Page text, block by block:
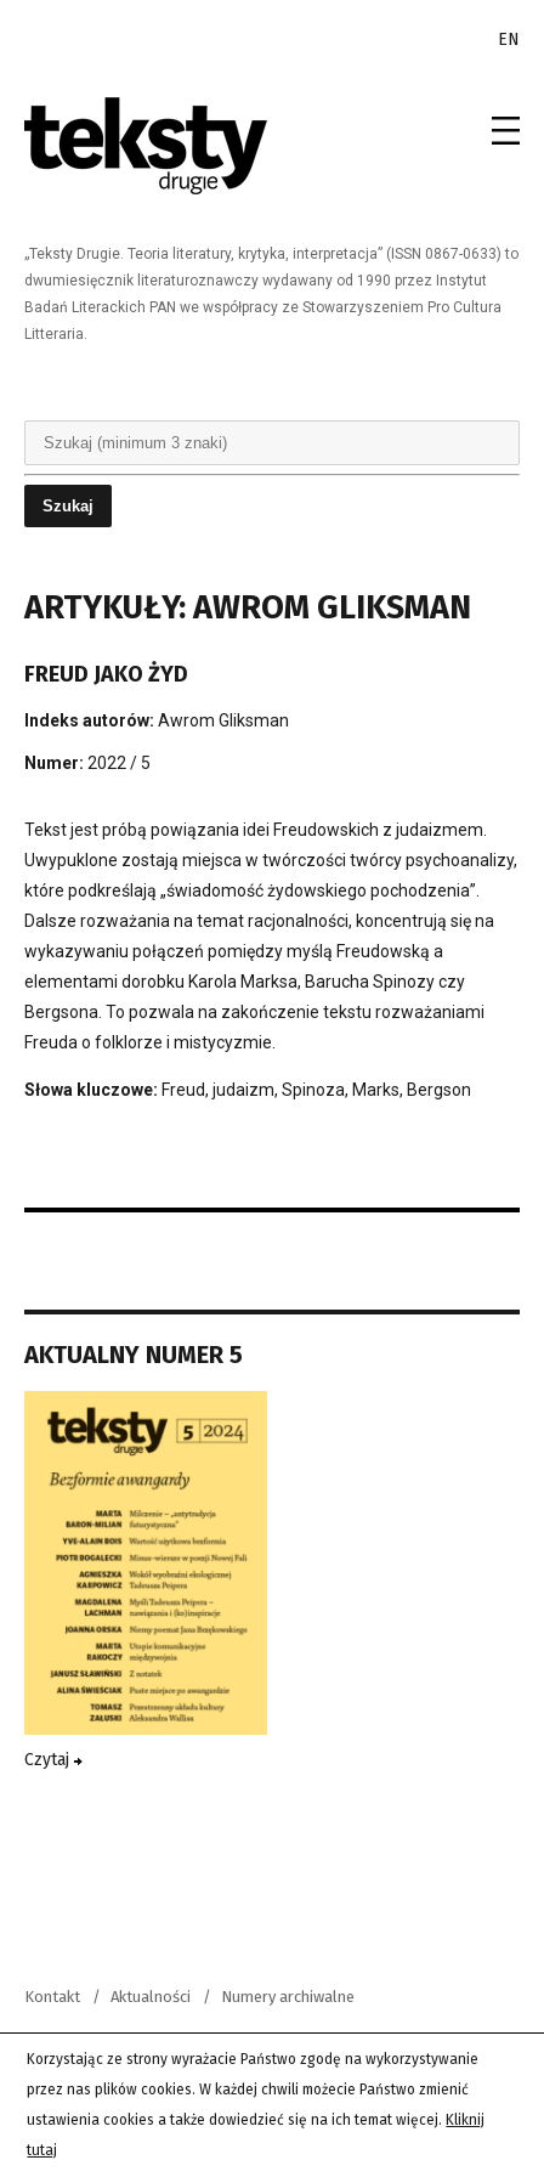
EN
„Teksty Drugie. Teoria literatury, krytyka, interpretacja” (ISSN 0867-0633) to
dwumiesięcznik literaturoznawczy wydawany od 1990 przez Instytut
Badań Literackich PAN we współpracy ze Stowarzyszeniem Pro Cultura
Litteraria.
ARTYKUŁY: AWROM GLIKSMAN
FREUD JAKO ŻYD
Indeks autorów: Awrom Gliksman
Numer: 2022 / 5
Tekst jest próbą powiązania idei Freudowskich z judaizmem.
Uwypuklone zostają miejsca w twórczości twórcy psychoanalizy,
które podkreślają „świadomość żydowskiego pochodzenia”.
Dalsze rozważania na temat racjonalności, koncentrują się na
wykazywaniu połączeń pomiędzy myślą Freudowską a
elementami dorobku Karola Marksa, Barucha Spinozy czy
Bergsona. To pozwala na zakończenie tekstu rozważaniami
Freuda o folklorze i mistycyzmie.
Słowa kluczowe: Freud, judaizm, Spinoza, Marks, Bergson
AKTUALNY NUMER 5
Czytaj
Kontakt Aktualności Numery archiwalne
copyright 2012-2026 Wszystkie prawa zastrzeżone | Teksty Drugie
PingSoft
Wordpress Twenty Sixteen
Korzystając ze strony wyrażacie Państwo zgodę na wykorzystywanie
przez nas plików cookies. W każdej chwili możecie Państwo zmienić
ustawienia cookies a także dowiedzieć się na ich temat więcej. Kliknij
tutaj